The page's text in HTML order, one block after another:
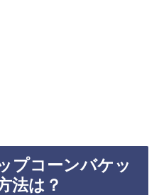
プコーンバケッ
法は？